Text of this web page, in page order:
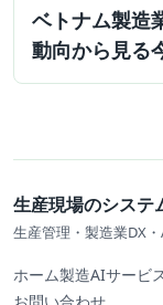
ベトナム製造
動向から見る
生産現場のシステ
生産管理・製造業DX
ホーム製造AIサービ